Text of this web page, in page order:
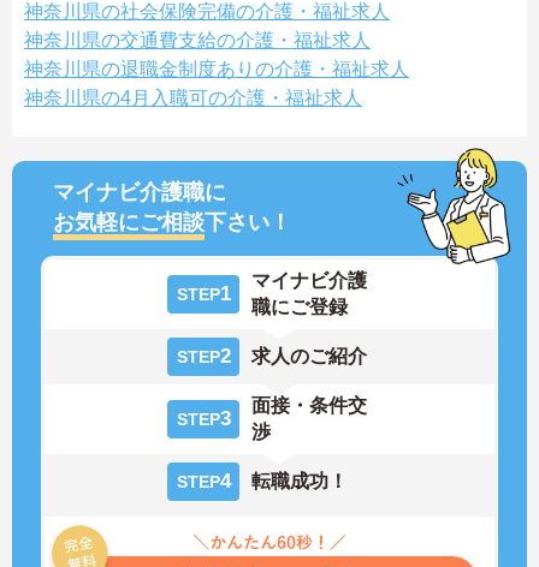
神奈川県の社会保険完備の介護・福祉求人
神奈川県の交通費支給の介護・福祉求人
神奈川県の退職金制度ありの介護・福祉求人
神奈川県の4月入職可の介護・福祉求人
マイナビ介護職に
お気軽にご相談下さい！
STEP1
マイナビ介護
職にご登録
STEP2 求人のご紹介
STEP3
面接・条件交
渉
STEP4 転職成功！